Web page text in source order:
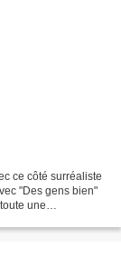
ce côté surréaliste
"Des gens bien"
une